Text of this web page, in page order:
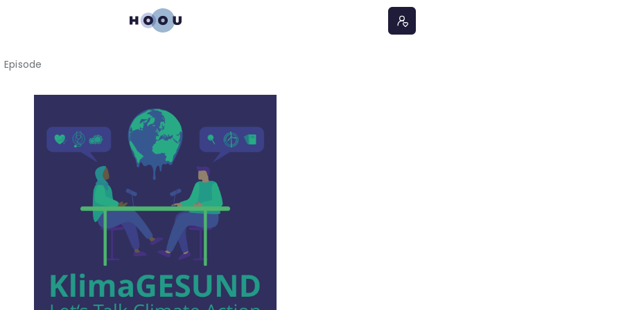
Episode